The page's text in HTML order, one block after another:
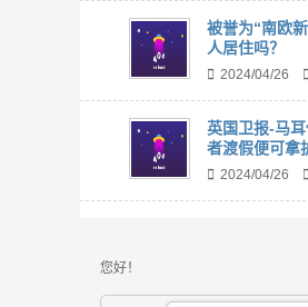
被誉为“南欧
人居住吗？
2024/04/26
英国卫报-马
者渡假便可拿
2024/04/26
您好！